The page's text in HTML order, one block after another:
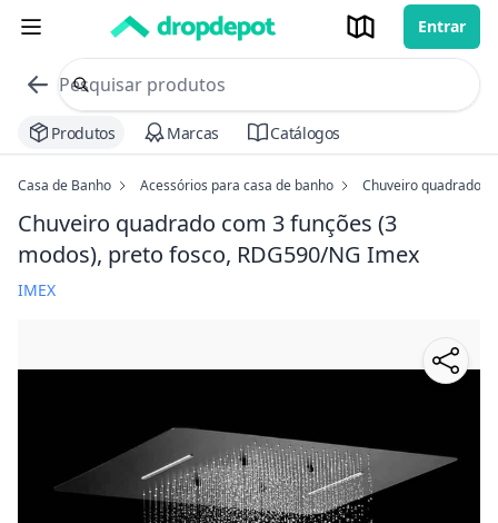
Entrar
commerce search no header
Procurar
Produtos Marcas Catálogos
Casa de Banho Acessórios para casa de banho Chuveiro quadrado
Chuveiro quadrado com 3 funções (3
modos), preto fosco, RDG590/NG Imex
IMEX